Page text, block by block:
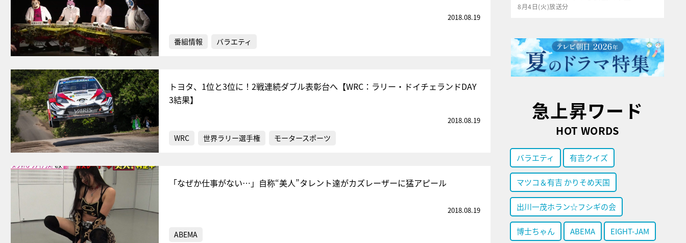
2018.08.19
番組情報 バラエティ
トヨタ、1位と3位に！2戦連続ダブル表彰台へ【WRC：ラリー・ドイチェランドDAY
3結果】
2018.08.19
WRC 世界ラリー選手権 モータースポーツ
「なぜか仕事がない…」自称“美人”タレント達がカズレーザーに猛アピール
2018.08.19
ABEMA
8月4日(火)放送分
急上昇ワード
HOT WORDS
バラエティ 有吉クイズ
マツコ＆有吉 かりそめ天国
出川一茂ホラン☆フシギの会
博士ちゃん ABEMA EIGHT-JAM